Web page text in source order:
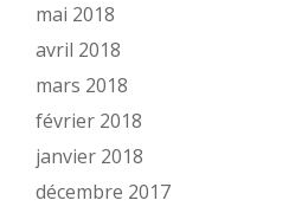
mai 2018
avril 2018
mars 2018
février 2018
janvier 2018
décembre 2017